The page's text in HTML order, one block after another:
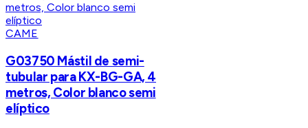
CAME
G03750 Mástil de semi-
tubular para KX-BG-GA, 4
metros, Color blanco semi
elíptico